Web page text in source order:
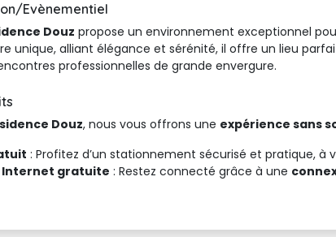
Evènementiel
Douz propose un environnement exceptionnel
unique, alliant élégance et sérénité, il offre un lieu
professionnelles de grande envergure.
Douz, nous vous offrons une expérience sans
: Profitez d’un stationnement sécurisé et pratique,
Internet gratuite : Restez connecté grâce à une